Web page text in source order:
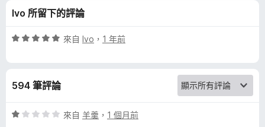
c
r
e
Ivo 所留下的評論
評
，
分
來自 Ivo ， 1 年前
594 筆評論
評
來自 羊羹 ， 1 個月前